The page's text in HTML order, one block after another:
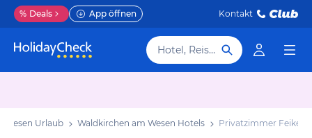
% Deals App öffnen Kontakt
Hotel, Reiseziel
Wesen Urlaub Waldkirchen am Wesen Hotels Privatzimmer Feiken